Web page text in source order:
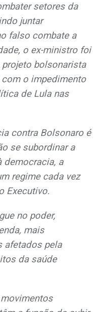
setores da
juntar
falso combate a
o ex-ministro foi
bolsonarista
o impedimento
de Lula nas
contra Bolsonaro é
se subordinar a
democracia, a
regime cada vez
Executivo.
no poder,
mais
afetados pela
da saúde